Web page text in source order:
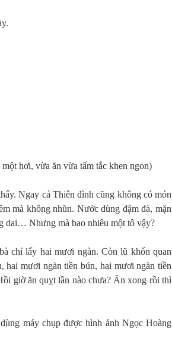
hơi, vừa ăn vừa tấm tắc khen ngon)
Ngay cả Thiên đình cũng không có món
mà không nhũn. Nước dùng đậm đà, mặn
dai… Nhưng mà bao nhiêu một tô vậy?
chỉ lấy hai mươi ngàn. Còn lũ khốn quan
hai mươi ngàn tiền bún, hai mươi ngàn tiền
giờ ăn quỵt lần nào chưa? Ăn xong rồi thì
máy chụp được hình ảnh Ngọc Hoàng